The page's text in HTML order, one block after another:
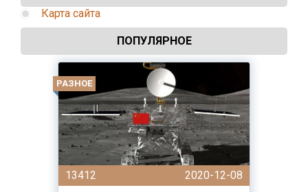
Карта сайта
ПОПУЛЯРНОЕ
РАЗНОЕ
13412
2020-12-08